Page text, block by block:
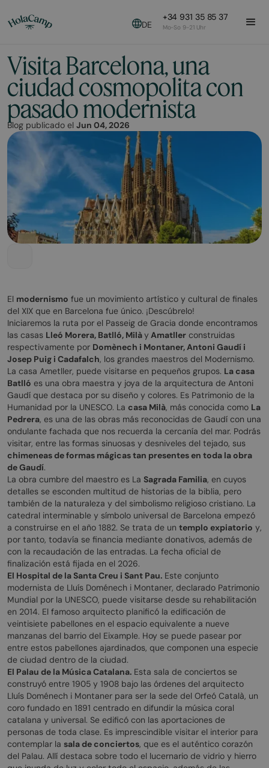
DE
+34 931 35 85 37
Mo-So 9-21 Uhr
Visita Barcelona, una
ciudad cosmopolita con
pasado modernista
Blog publicado el Jun 04, 2026
El modernismo fue un movimiento artístico y cultural de finales
del XIX que en Barcelona fue único. ¡Descúbrelo!
Iniciaremos la ruta por el Passeig de Gracia donde encontramos
las casas Lleó Morera, Batlló, Milày Amatller construidas
respectivamente por Domènech i Montaner, Antoni Gaudí i
Josep Puig i Cadafalch, los grandes maestros del Modernismo.
La casa Ametller, puede visitarse en pequeños grupos. La casa
Batlló es una obra maestra y joya de la arquitectura de Antoni
Gaudí que destaca por su diseño y colores. Es Patrimonio de la
Humanidad por la UNESCO. La casa Milà, más conocida como La
Pedrera, es una de las obras más reconocidas de Gaudí con una
ondulante fachada que nos recuerda la cercanía del mar. Podrás
visitar, entre las formas sinuosas y desniveles del tejado, sus
chimeneas de formas mágicas tan presentes en toda la obra
de Gaudí.
La obra cumbre del maestro es La Sagrada Familia, en cuyos
detalles se esconden multitud de historias de la biblia, pero
también de la naturaleza y del simbolismo religioso cristiano. La
catedral interminable y símbolo universal de Barcelona empezó
a construirse en el año 1882. Se trata de un templo expiatorio y,
por tanto, todavía se financia mediante donativos, además de
con la recaudación de las entradas. La fecha oficial de
finalización está fijada en el 2026.
El Hospital de la Santa Creu i Sant Pau. Este conjunto
modernista de Lluís Doménech i Montaner, declarado Patrimonio
Mundial por la UNESCO, puede visitarse desde su rehabilitación
en 2014. El famoso arquitecto planificó la edificación de
veintisiete pabellones en el espacio equivalente a nueve
manzanas del barrio del Eixample. Hoy se puede pasear por
entre estos pabellones ajardinados, que componen una especie
de ciudad dentro de la ciudad.
El Palau de la Música Catalana. Esta sala de conciertos se
construyó entre 1905 y 1908 bajo las órdenes del arquitecto
Lluís Doménech i Montaner para ser la sede del Orfeó Català, un
coro fundado en 1891 centrado en difundir la música coral
catalana y universal. Se edificó con las aportaciones de
personas de toda clase. Es imprescindible visitar el interior para
contemplar la sala de conciertos, que es el auténtico corazón
del Palau. Allí destaca sobre todo el lucernario de vidrio y hierro